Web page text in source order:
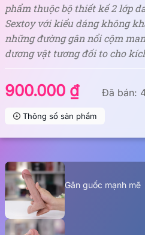
900.000 ₫ Đã bán:
Thông số sản phẩm
phẩm thuộc bộ thiết kế 2 lớp
Sextoy với kiểu dáng không
những đường gân nổi cộm
dương vật tương đối to cho
Gân guốc mạnh mẽ